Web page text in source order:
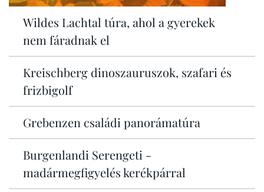
Wildes Lachtal túra, ahol a gyerekek
nem fáradnak el
Kreischberg dinoszauruszok, szafari és
frizbigolf
Grebenzen családi panorámatúra
Burgenlandi Serengeti -
madármegfigyelés kerékpárral